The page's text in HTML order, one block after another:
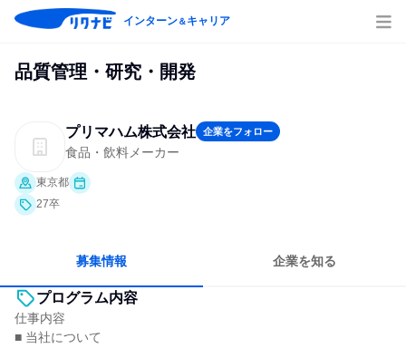
インターン＆キャリア
品質管理・研究・開発
プリマハム株式会社 企業をフォロー
食品・飲料メーカー
東京都
27卒
募集情報 企業を知る
プログラム内容
仕事内容
■ 当社について